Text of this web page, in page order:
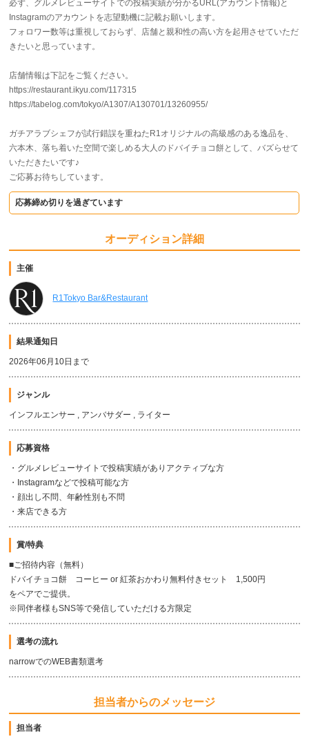
必ず、グルメレビューサイトでの投稿実績が分かるURL(アカウント情報)と
Instagramのアカウントを志望動機に記載お願いします。
フォロワー数等は重視しておらず、店舗と親和性の高い方を起用させていただ
きたいと思っています。
店舗情報は下記をご覧ください。
https://restaurant.ikyu.com/117315
https://tabelog.com/tokyo/A1307/A130701/13260955/
ガチアラブシェフが試行錯誤を重ねたR1オリジナルの高級感のある逸品を、
六本木、落ち着いた空間で楽しめる大人のドバイチョコ餅として、バズらせて
いただきたいです♪
ご応募お待ちしています。
応募締め切りを過ぎています
オーディション詳細
主催
R1Tokyo Bar&Restaurant
結果通知日
2026年06月10日まで
ジャンル
インフルエンサー , アンバサダー , ライター
応募資格
・グルメレビューサイトで投稿実績がありアクティブな方
・Instagramなどで投稿可能な方
・顔出し不問、年齢性別も不問
・来店できる方
賞/特典
■ご招待内容（無料）
ドバイチョコ餅 コーヒー or 紅茶おかわり無料付きセット 1,500円
をペアでご提供。
※同伴者様もSNS等で発信していただける方限定
選考の流れ
narrowでのWEB書類選考
担当者からのメッセージ
担当者